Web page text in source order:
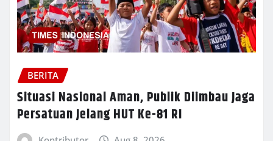
BERITA
Situasi Nasional Aman, Publik Diimbau Jaga
Persatuan Jelang HUT Ke-81 RI